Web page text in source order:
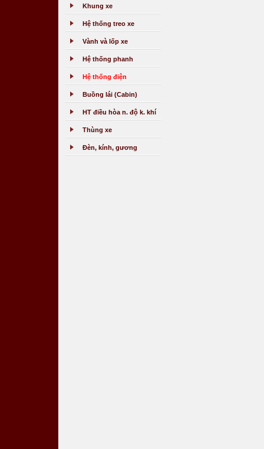
Khung xe
Hệ thống treo xe
Vành và lốp xe
Hệ thống phanh
Hệ thống điện
Buồng lái (Cabin)
HT điều hòa n. độ k. khí
Thùng xe
Đèn, kính, gương